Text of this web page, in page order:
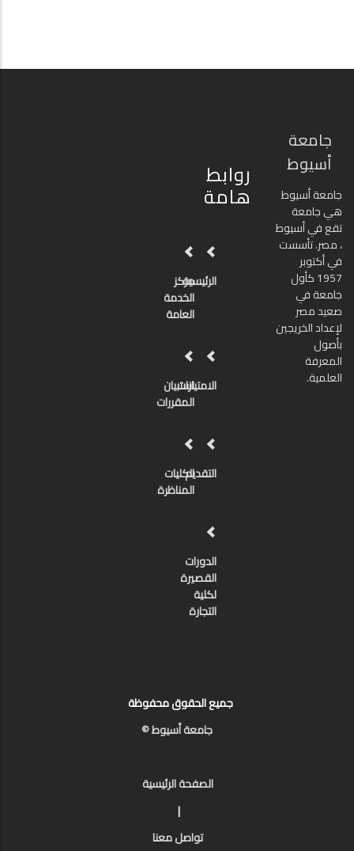
جامعة
أسيوط
جامعة أسيوط
هي جامعة
تقع في أسيوط
، مصر. تأسست
في أكتوبر
1957 كأول
جامعة في
صعيد مصر
لإعداد الخريجين
بأصول
المعرفة
العلمية.
روابط
هامة
الرئيسيةمركز
الخدمة
العامة
الامتيازات
استبيان
المقررات
التقديمالكليات
المناظرة
الدورات
القصيرة
لكلية
التجارة
جميع الحقوق محفوظة
جامعة أسيوط ©
الصفحة الرئيسية
|
تواصل معنا